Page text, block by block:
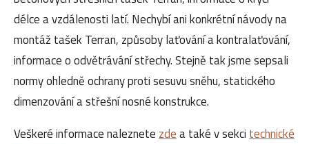
délce a vzdálenosti latí. Nechybí ani konkrétní návody na
montáž tašek Terran, způsoby laťování a kontralaťování,
informace o odvětrávání střechy. Stejně tak jsme sepsali
normy ohledně ochrany proti sesuvu sněhu, statického
dimenzování a střešní nosné konstrukce.
Veškeré informace naleznetezdea také v sekcitechnické